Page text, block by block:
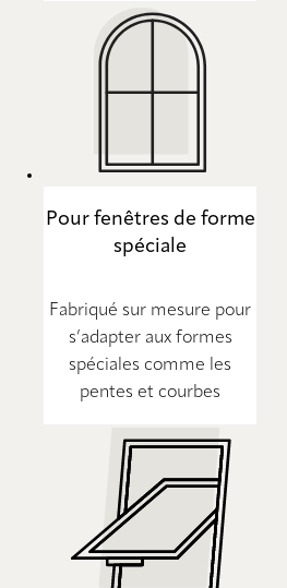
Pour fenêtres de forme
spéciale
Fabriqué sur mesure pour
s’adapter aux formes
spéciales comme les
pentes et courbes